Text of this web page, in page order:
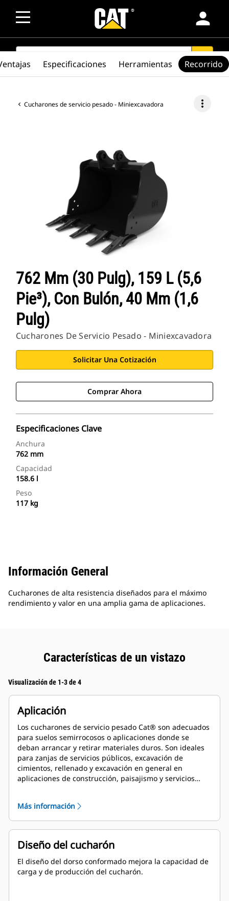
person
SEARCH search
Cucharones de servicio pesado - Miniexcavadora more_vert
762 Mm (30 Pulg), 159 L (5,6
Pie³), Con Bulón, 40 Mm (1,6
Pulg)
Cucharones De Servicio Pesado - Miniexcavadora
Solicitar Una Cotización
Comprar Ahora
Especificaciones Clave
Anchura
762 mm
Capacidad
158.6 l
Peso
117 kg
Especificaciones Herramientas Recorrido
Información General
Cucharones de alta resistencia diseñados para el máximo
rendimiento y valor en una amplia gama de aplicaciones.
Características de un vistazo
Visualización de 1-3 de 4
Aplicación
Los cucharones de servicio pesado Cat® son adecuados
para suelos semirrocosos o aplicaciones donde se
deban arrancar y retirar materiales duros. Son ideales
para zanjas de servicios públicos, excavación de
cimientos, rellenado y excavación en general en
aplicaciones de construcción, paisajismo y servicios
Más información
Diseño del cucharón
El diseño del dorso conformado mejora la capacidad de
carga y de producción del cucharón.